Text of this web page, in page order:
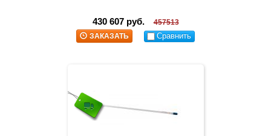
430 607 руб.
457513
ЗАКАЗАТЬ
Сравнить